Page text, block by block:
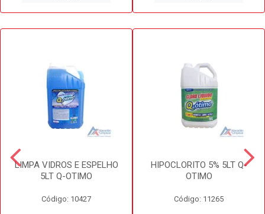
LIMPA VIDROS E ESPELHO
5LT Q-OTIMO
Código: 10427
HIPOCLORITO 5% 5LT Q-
OTIMO
Código: 11265